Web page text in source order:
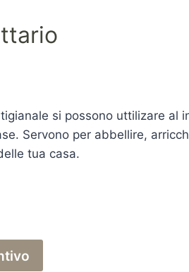
si possono uttilizare al
Servono per abbellire,
tua casa.